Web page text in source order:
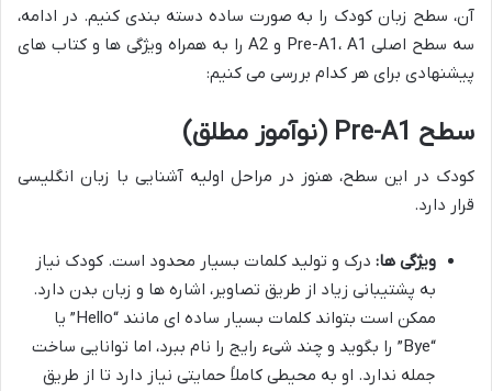
آن، سطح زبان کودک را به صورت ساده دسته بندی کنیم. در ادامه،
سه سطح اصلی Pre-A1، A1 و A2 را به همراه ویژگی ها و کتاب های
پیشنهادی برای هر کدام بررسی می کنیم:
سطح Pre-A1 (نوآموز مطلق)
کودک در این سطح، هنوز در مراحل اولیه آشنایی با زبان انگلیسی
قرار دارد.
ویژگی ها: درک و تولید کلمات بسیار محدود است. کودک نیاز
به پشتیبانی زیاد از طریق تصاویر، اشاره ها و زبان بدن دارد.
ممکن است بتواند کلمات بسیار ساده ای مانند “Hello” یا
“Bye” را بگوید و چند شیء رایج را نام ببرد، اما توانایی ساخت
جمله ندارد. او به محیطی کاملاً حمایتی نیاز دارد تا از طریق